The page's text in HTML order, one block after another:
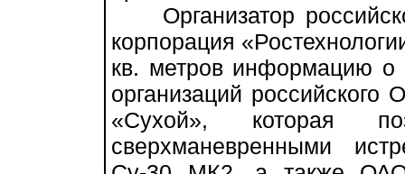
Организатор
корпорация
кв. метров информацию о
организаций
«Сухой», которая
сверхманевренными